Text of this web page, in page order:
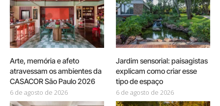
Arte, memória e afeto
atravessam os ambientes da
CASACOR São Paulo 2026
6 de agosto de 2026
Jardim sensorial: paisagistas
explicam como criar esse
tipo de espaço
6 de agosto de 2026